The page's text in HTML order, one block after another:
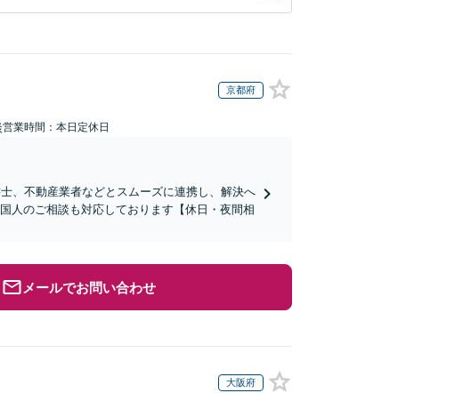
京都府
営業時間：本日定休日
、不動産業者などとスムーズに連携し、解決へ
人のご相談も対応しております【休日・夜間相
メールでお問い合わせ
大阪府